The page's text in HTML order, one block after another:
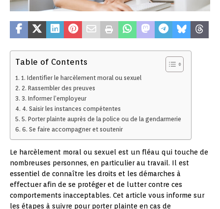
Table of Contents
1. Identifier le harcèlement moral ou sexuel
2. Rassembler des preuves
3. Informer l’employeur
4. Saisir les instances compétentes
5. Porter plainte auprès de la police ou de la gendarmerie
6. Se faire accompagner et soutenir
Le harcèlement moral ou sexuel est un fléau qui touche de
nombreuses personnes, en particulier au travail. Il est
essentiel de connaître les droits et les démarches à
effectuer afin de se protéger et de lutter contre ces
comportements inacceptables. Cet article vous informe sur
les étapes à suivre pour porter plainte en cas de